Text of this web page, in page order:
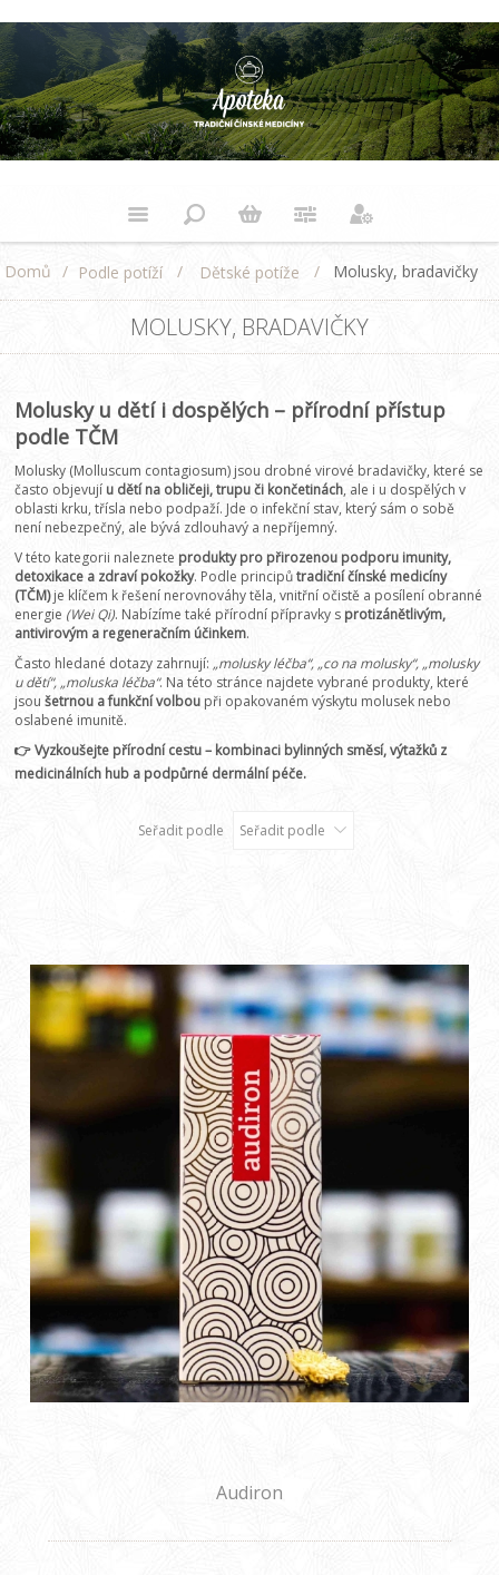
Domů / Podle potíží / Dětské potíže / Molusky, bradavičky
MOLUSKY, BRADAVIČKY
Molusky u dětí i dospělých – přírodní přístup
podle TČM
Molusky (Molluscum contagiosum) jsou drobné virové bradavičky, které se
často objevují u dětí na obličeji, trupu či končetinách, ale i u dospělých v
oblasti krku, třísla nebo podpaží. Jde o infekční stav, který sám o sobě
není nebezpečný, ale bývá zdlouhavý a nepříjemný.
V této kategorii naleznete produkty pro přirozenou podporu imunity,
detoxikace a zdraví pokožky. Podle principůtradiční čínské medicíny
(TČM)je klíčem k řešení nerovnováhy těla, vnitřní očistě a posílení obranné
energie (Wei Qi). Nabízíme také přírodní přípravky s protizánětlivým,
antivirovým a regeneračním účinkem.
Často hledané dotazy zahrnují: „molusky léčba“, „co na molusky“, „molusky
u dětí“, „moluska léčba“. Na této stránce najdete vybrané produkty, které
jsoušetrnou a funkční volbou při opakovaném výskytu molusek nebo
oslabené imunitě.
👉 Vyzkoušejte přírodní cestu – kombinaci bylinných směsí, výtažků z
medicinálních hub a podpůrné dermální péče.
Seřadit podle Seřadit podle
Audiron